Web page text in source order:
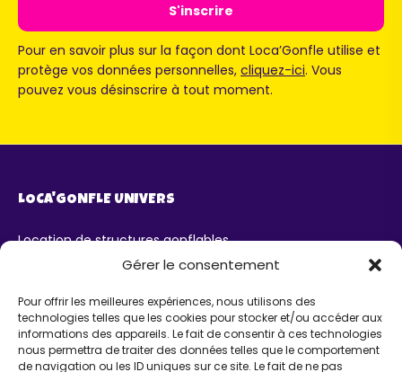
Gérer le consentement
Pour offrir les meilleures expériences, nous utilisons des
technologies telles que les cookies pour stocker et/ou accéder aux
informations des appareils. Le fait de consentir à ces technologies
nous permettra de traiter des données telles que le comportement
de navigation ou les ID uniques sur ce site. Le fait de ne pas
Pour en savoir plus sur la façon dont Loca’Gonfle utilise et
protège vos données personnelles, cliquez-ici. Vous
pouvez vous désinscrire à tout moment.
LOCA'GONFLE UNIVERS
Location de structures gonflables
Parc Loca'Gonfle XXL Colmar
Karting ludo-éducatif
AIDE